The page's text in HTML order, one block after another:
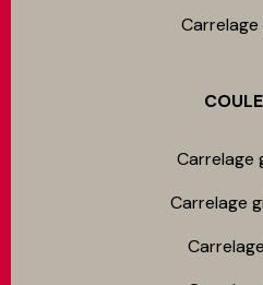
Carrelage
Carrelage